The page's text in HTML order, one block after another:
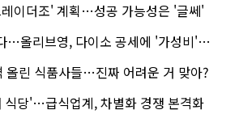
이더조' 계획…성공 가능성은 '글쎄'
리브영, 다이소 공세에 '가성비'로 맞불
올린 식품사들…진짜 어려운 거 맞아?
식당'…급식업계, 차별화 경쟁 본격화